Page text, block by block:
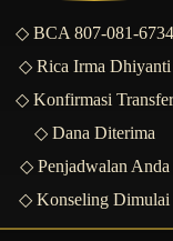
◇ BCA 807-081-6734
◇ Rica Irma Dhiyanti
◇ Konfirmasi Transfer
◇ Dana Diterima
◇ Penjadwalan Anda
◇ Konseling Dimulai